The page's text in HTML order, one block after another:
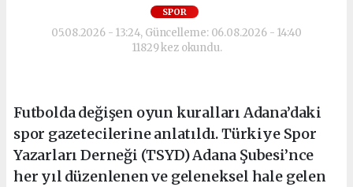
SPOR
05.08.2026 - 13:24, Güncelleme: 06.08.2026 - 14:40
11829 kez okundu.
Futbolda değişen oyun kuralları Adana’daki
spor gazetecilerine anlatıldı. Türkiye Spor
Yazarları Derneği (TSYD) Adana Şubesi’nce
her yıl düzenlenen ve geleneksel hale gelen